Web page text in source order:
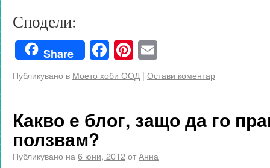
Сподели:
Share Facebook
Pinterest
Публикувано в Моето хоби ООД | Остави коментар
Какво е блог, защо да го
ползвам?
Публикувано на 6 юни, 2012отАнна